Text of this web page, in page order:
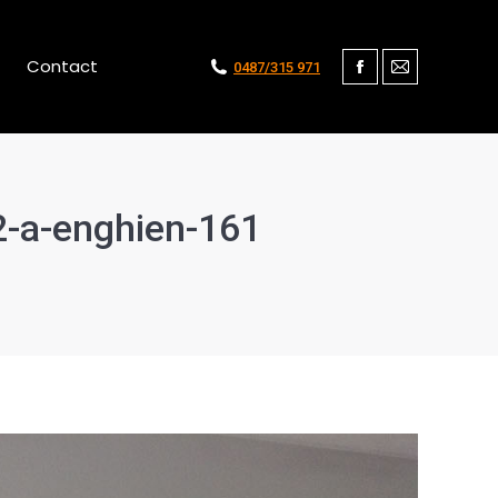
Contact 0487/315 971
Facebook
Mail
enghien-161